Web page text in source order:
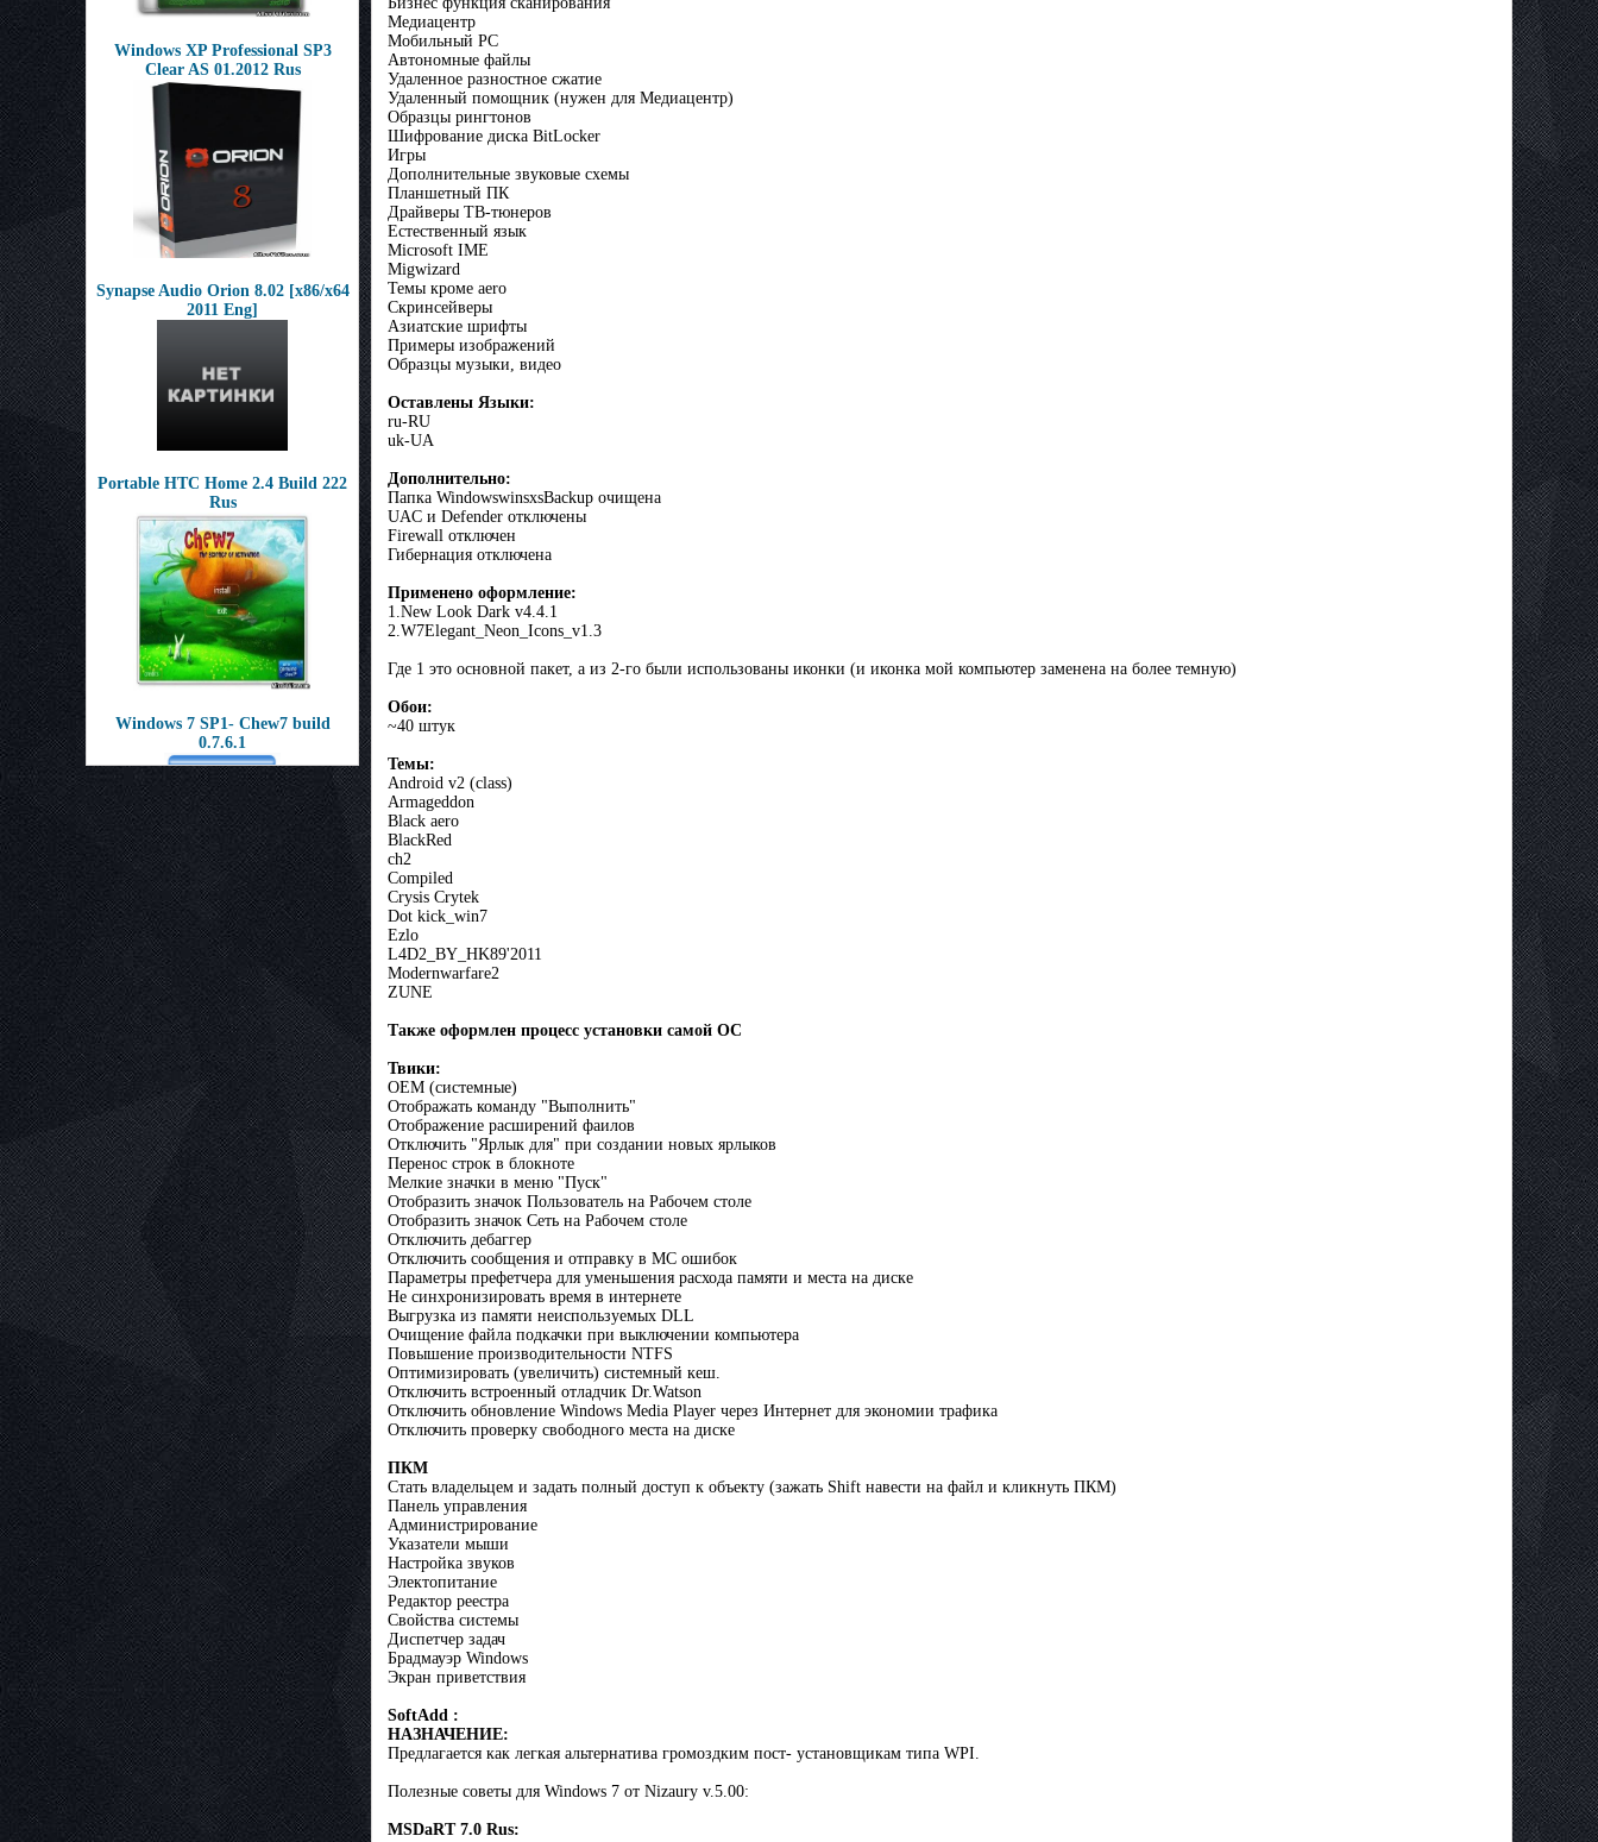
Windows XP Professional SP3
Clear AS 01.2012 Rus
Synapse Audio Orion 8.02 [x86/x64
2011 Eng]
Portable HTC Home 2.4 Build 222
Rus
Windows 7 SP1- Chew7 build
0.7.6.1
Медиацентр
Мобильный PC
Автономные файлы
Удаленное разностное сжатие
Удаленный помощник (нужен для Медиацентр)
Образцы рингтонов
Шифрование диска BitLocker
Игры
Дополнительные звуковые схемы
Планшетный ПК
Драйверы ТВ-тюнеров
Естественный язык
Microsoft IME
Migwizard
Темы кроме aero
Скринсейверы
Азиатские шрифты
Примеры изображений
Образцы музыки, видео
Оставлены Языки:
ru-RU
uk-UA
Дополнительно:
Папка WindowswinsxsBackup очищена
UAC и Defender отключены
Firewall отключен
Гибернация отключена
Применено оформление:
1.New Look Dark v4.4.1
2.W7Elegant_Neon_Icons_v1.3
Где 1 это основной пакет, а из 2-го были использованы иконки (и иконка мой компьютер заменена на более темную)
Обои:
~40 штук
Темы:
Android v2 (class)
Armageddon
Black aero
BlackRed
ch2
Compiled
Crysis Crytek
Dot kick_win7
Ezlo
L4D2_BY_HK89'2011
Modernwarfare2
ZUNE
Также оформлен процесс установки самой ОС
Твики:
ОЕМ (системные)
Отображать команду "Выполнить"
Отображение расширений фаилов
Отключить "Ярлык для" при создании новых ярлыков
Перенос строк в блокноте
Мелкие значки в меню "Пуск"
Отобразить значок Пользователь на Рабочем столе
Отобразить значок Сеть на Рабочем столе
Отключить дебаггер
Отключить сообщения и отправку в МС ошибок
Параметры префетчера для уменьшения расхода памяти и места на диске
Не синхронизировать время в интернете
Выгрузка из памяти неиспользуемых DLL
Очищение файла подкачки при выключении компьютера
Повышение производительности NTFS
Оптимизировать (увеличить) системный кеш.
Отключить встроенный отладчик Dr.Watson
Отключить обновление Windows Media Player через Интернет для экономии трафика
Отключить проверку свободного места на диске
ПКМ
Стать владельцем и задать полный доступ к объекту (зажать Shift навести на файл и кликнуть ПКМ)
Панель управления
Администрирование
Указатели мыши
Настройка звуков
Электопитание
Редактор реестра
Свойства системы
Диспетчер задач
Брадмауэр Windows
Экран приветствия
SoftAdd :
НАЗНАЧЕНИЕ:
Предлагается как легкая альтернатива громоздким пост- установщикам типа WPI.
Полезные советы для Windows 7 от Nizaury v.5.00:
MSDaRT 7.0 Rus: